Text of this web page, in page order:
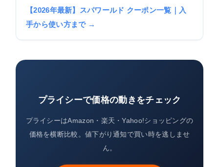
【2026年最新】スパワールド クーポン一覧｜入
手から使い方まで →
プライシーで価格の動きをチェック
プライシーはAmazon・楽天・Yahoo!ショッピングの
価格を横断比較。値下がり通知で買い時を逃しませ
ん。